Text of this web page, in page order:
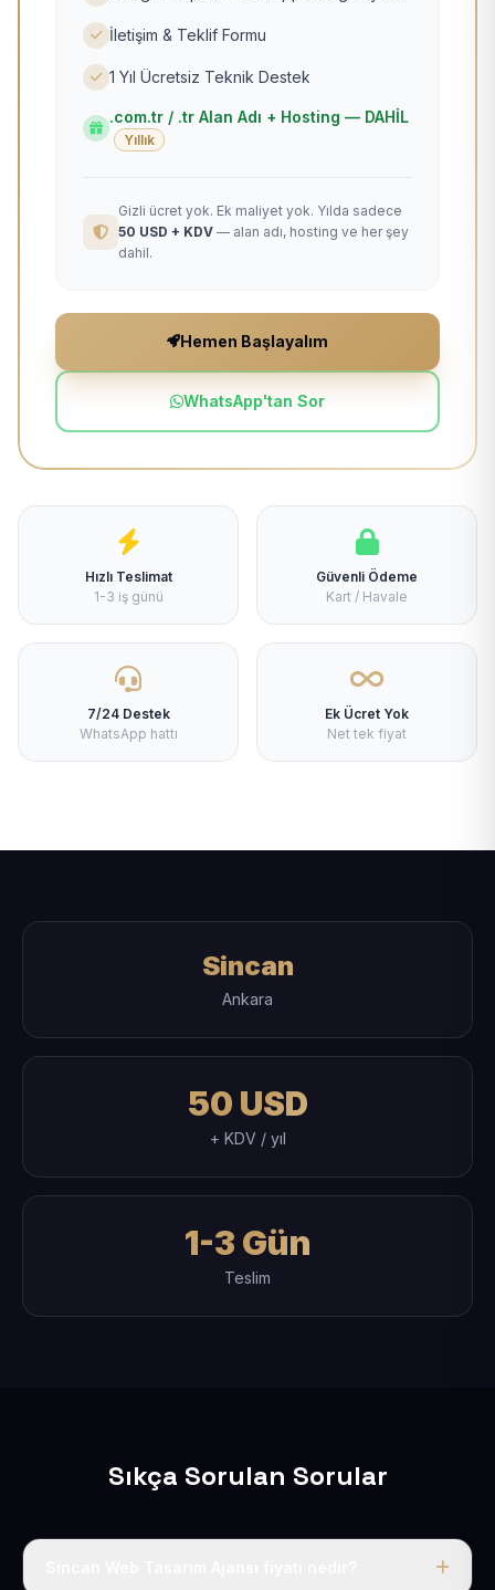
İletişim & Teklif Formu
1 Yıl Ücretsiz Teknik Destek
.com.tr / .tr Alan Adı + Hosting — DAHİL
Yıllık
Gizli ücret yok. Ek maliyet yok. Yılda sadece
50 USD + KDV — alan adı, hosting ve her şey
dahil.
Hemen Başlayalım
WhatsApp'tan Sor
Hızlı Teslimat
1-3 iş günü
Güvenli Ödeme
Kart / Havale
7/24 Destek
WhatsApp hattı
Ek Ücret Yok
Net tek fiyat
Sincan
Ankara
50 USD
+ KDV / yıl
1-3 Gün
Teslim
Sıkça Sorulan Sorular